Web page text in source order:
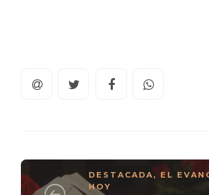
DESTACADA , EL
HOY